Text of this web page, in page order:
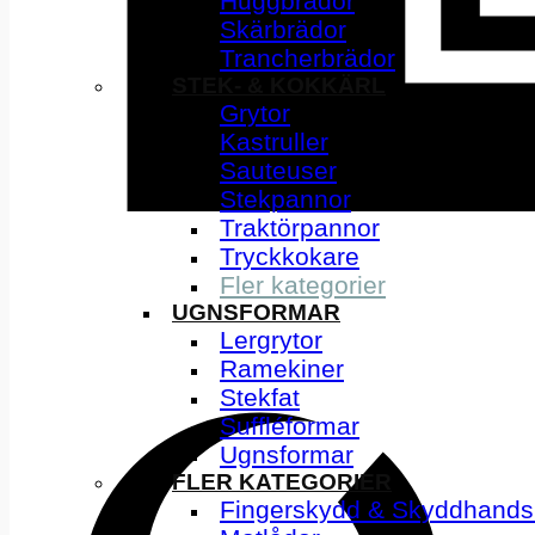
Skärbrädor
Trancherbrädor
Grytor
Kastruller
Sauteuser
Stekpannor
Traktörpannor
Tryckkokare
Fler kategorier
UGNSFORMAR
Lergrytor
Ramekiner
Stekfat
Suffléformar
Ugnsformar
FLER KATEGORIER
Fingerskydd &